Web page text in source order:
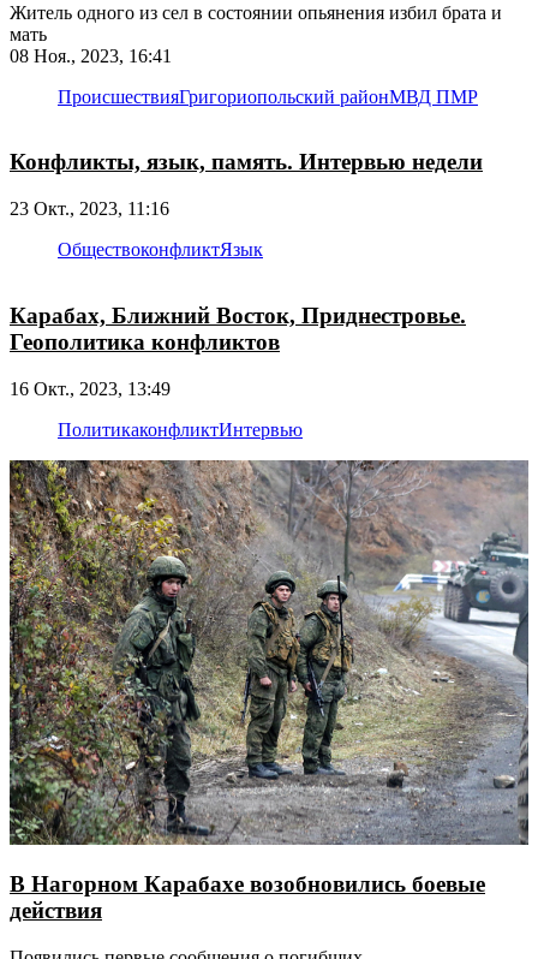
Житель одного из сел в состоянии опьянения избил брата и
мать
08 Ноя., 2023, 16:41
ПроисшествияГригориопольский районМВД ПМР
Конфликты, язык, память. Интервью недели
23 Окт., 2023, 11:16
ОбществоконфликтЯзык
Карабах, Ближний Восток, Приднестровье.
Геополитика конфликтов
16 Окт., 2023, 13:49
ПолитикаконфликтИнтервью
В Нагорном Карабахе возобновились боевые
действия